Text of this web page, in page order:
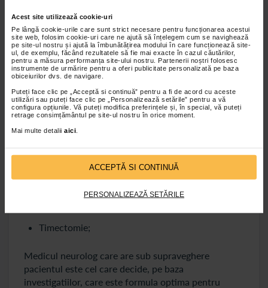
Acest site utilizează cookie-uri
Pe lângă cookie-urile care sunt strict necesare pentru funcționarea acestui
site web, folosim cookie-uri care ne ajută să înțelegem cum se navighează
pe site-ul nostru și ajută la îmbunătățirea modului în care funcționează site-
ul, de exemplu, făcând rezultatele să fie mai exacte în cazul căutărilor,
pentru a măsura performanța site-ului nostru. Partenerii noștri folosesc
instrumente de urmărire pentru a oferi publicitate personalizată pe baza
obiceiurilor dvs. de navigare.
Puteți face clic pe „Acceptă si continuă” pentru a fi de acord cu aceste
utilizări sau puteți face clic pe „Personalizează setările” pentru a vă
configura opțiunile. Vă puteți modifica preferințele și, în special, vă puteți
retrage consimțământul pe site-ul nostru în orice moment.
Mai multe detalii aici
ACCEPTĂ SI CONTINUĂ
PERSONALIZEAZĂ SETĂRILE
punga cu gheata pe pleoapa pacientului, iar dupa
cca. doua minute, punga se indeparteaza, iar
pleoapa este analizate pentru a verifica daca exista
semne de ameliorare. O astfel de imbunatatire
temporara a slabiciunii pleoapelor indica prezenta
Tratament pentru miastenia gravis
Medicamente anticolinesterazice;
Imunosupresoare;
Timectomie;
Medicul neurolog care are sub supraveghere
pacientul este cel care decide, pe baza
investigatiilor, care este formula optima pentru